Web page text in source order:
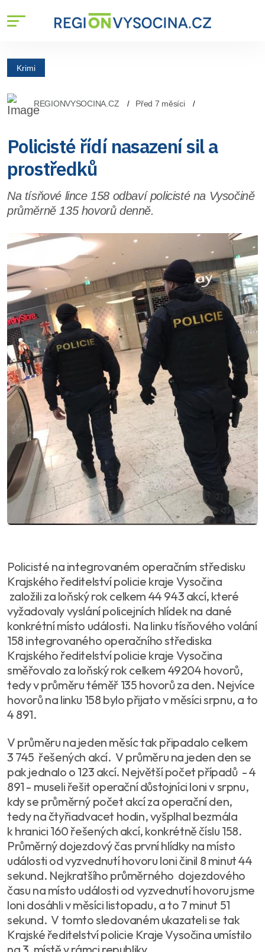
Krimi
REGIONVYSOCINA.CZ Před 7 měsíci
Policisté řídí nasazení sil a
prostředků
Na tísňové lince 158 odbaví policisté na Vysočině
průměrně 135 hovorů denně.
Policisté na integrovaném operačním středisku
Krajského ředitelství policie kraje Vysočina
založili za loňský rok celkem 44 943 akcí, které
vyžadovaly vyslání policejních hlídek na dané
konkrétní místo události. Na linku tísňového volání
158 integrovaného operačního střediska
Krajského ředitelství policie kraje Vysočina
směřovalo za loňský rok celkem 49204 hovorů,
tedy v průměru téměř 135 hovorů za den. Nejvíce
hovorů na linku 158 bylo přijato v měsíci srpnu, a to
4 891.
V průměru na jeden měsíc tak připadalo celkem
3 745 řešených akcí. V průměru na jeden den se
pak jednalo o 123 akcí. Největší počet případů - 4
891 - museli řešit operační důstojníci loni v srpnu,
kdy se průměrný počet akcí za operační den,
tedy na čtyřiadvacet hodin, vyšplhal bezmála
k hranici 160 řešených akcí, konkrétně číslu 158.
Průměrný dojezdový čas první hlídky na místo
události od vyzvednutí hovoru loni činil 8 minut 44
sekund. Nejkratšího průměrného dojezdového
času na místo události od vyzvednutí hovoru jsme
loni dosáhli v měsíci listopadu, a to 7 minut 51
sekund. V tomto sledovaném ukazateli se tak
Krajské ředitelství policie Kraje Vysočina umístilo